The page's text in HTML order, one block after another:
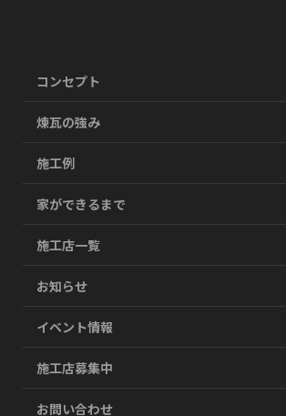
コンセプト
煉瓦の強み
施工例
家ができるまで
施工店一覧
お知らせ
イベント情報
施工店募集中
お問い合わせ